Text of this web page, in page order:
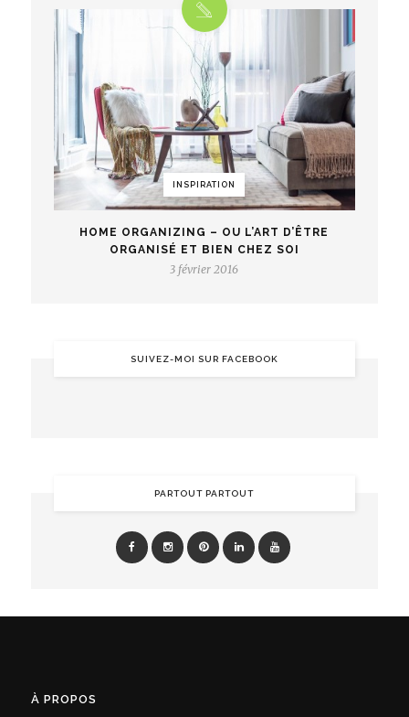
INSPIRATION
HOME ORGANIZING – OU L’ART D’ÊTRE
ORGANISÉ ET BIEN CHEZ SOI
3 février 2016
SUIVEZ-MOI SUR FACEBOOK
PARTOUT PARTOUT
À PROPOS